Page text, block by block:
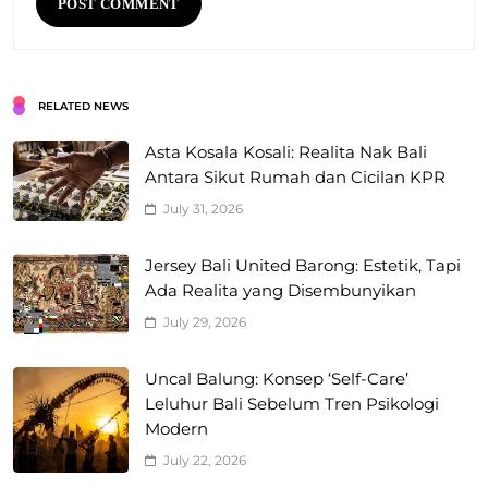
RELATED NEWS
Asta Kosala Kosali: Realita Nak Bali
Antara Sikut Rumah dan Cicilan KPR
July 31, 2026
Jersey Bali United Barong: Estetik, Tapi
Ada Realita yang Disembunyikan
July 29, 2026
Uncal Balung: Konsep ‘Self-Care’
Leluhur Bali Sebelum Tren Psikologi
Modern
July 22, 2026